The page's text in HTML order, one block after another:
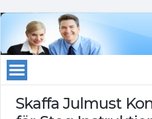
Skaffa Julmust